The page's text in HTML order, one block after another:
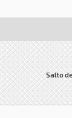
Salto